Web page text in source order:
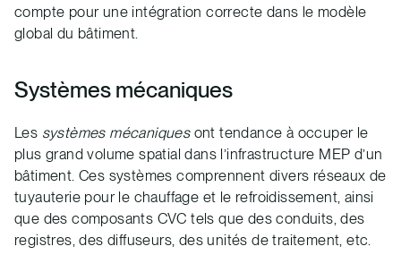
compte pour une intégration correcte dans le modèle
global du bâtiment.
Systèmes mécaniques
Les systèmes mécaniquesont tendance à occuper le
plus grand volume spatial dans l’infrastructure MEP d’un
bâtiment. Ces systèmes comprennent divers réseaux de
tuyauterie pour le chauffage et le refroidissement, ainsi
que des composants CVC tels que des conduits, des
registres, des diffuseurs, des unités de traitement, etc.